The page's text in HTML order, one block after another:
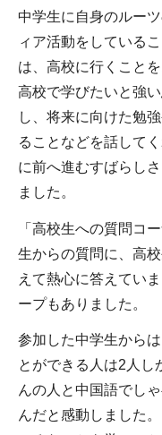
中学生に自身のルー
ィア活動をしている
は、高校に行くこと
高校で学びたいと強
し、将来に向けた勉
ることなどを話して
に前へ進むすばらし
ました。
「高校生への質問コ
生からの質問に、高
えて熱心に答えてい
ープもありました。
参加した中学生から
とができる人は2人し
んの人と中国語でし
んだと感動しました